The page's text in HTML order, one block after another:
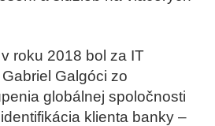
roku 2018 bol za IT
Galgóci zo
globálnej spoločnosti
klienta banky –